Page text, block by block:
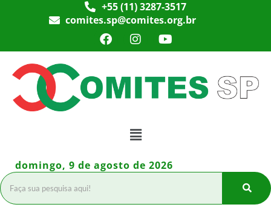
+55 (11) 3287-3517
comites.sp@comites.org.br
domingo, 9 de agosto de 2026